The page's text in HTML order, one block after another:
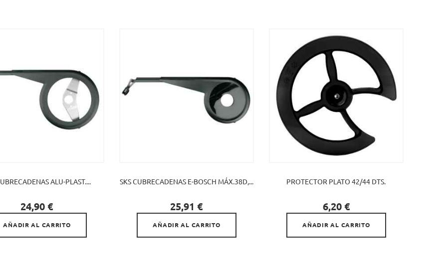
ALU-PLAST....
Precio
24,90 €

AÑADIR AL CARRITO
SKS CUBRECADENAS E-BOSCH MÁX.38D,...
Precio
25,91 €

AÑADIR AL CARRITO
PROTECTOR PLATO 42/44 DTS.
Precio
6,20 €

AÑADIR AL CARRITO